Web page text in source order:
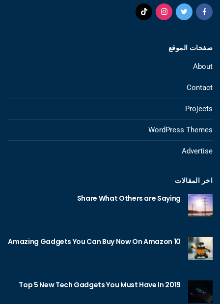
صفحات الموقع
About
Contact
Projects
WordPress Themes
Advertise
اخر المقالات
Share What Others are Saying
10 Amazing Gadgets You Can Buy Now On Amazon
Top 5 New Tech Gadgets You Must Have In 2019